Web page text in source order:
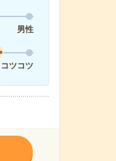
男性
コツコツ